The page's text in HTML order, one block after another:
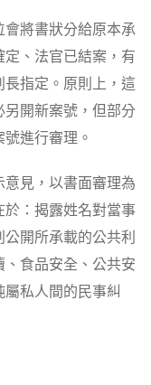
將書狀分給原本承
、法官已結案，有
指定。原則上，這
開新案號，但部分
進行審理。
見，以書面審理為
：揭露姓名對當事
開所承載的公共利
食品安全、公共安
私人間的民事糾